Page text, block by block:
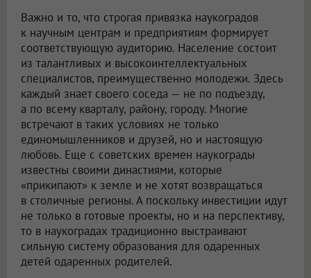
Важно и то, что строгая привязка наукоградов
к научным центрам и предприятиям формирует
соответствующую аудиторию. Население состоит
из талантливых и высокоинтеллектуальных
специалистов, преимущественно молодежи. Здесь
каждый знает своего соседа — не по подъезду,
а по всему кварталу, району, городу. Многие
встречают в таких условиях не только
единомышленников и друзей, но и настоящую
любовь. Еще с советских времен наукограды
известны своими династиями, которые
«прикипают» к земле и не хотят возвращаться
в столичные регионы. А поскольку инвестиции идут
не только в готовые проекты, но и на перспективу,
то в наукоградах традиционно выстраивают
сильную систему образования для одаренных
детей одаренных родителей.